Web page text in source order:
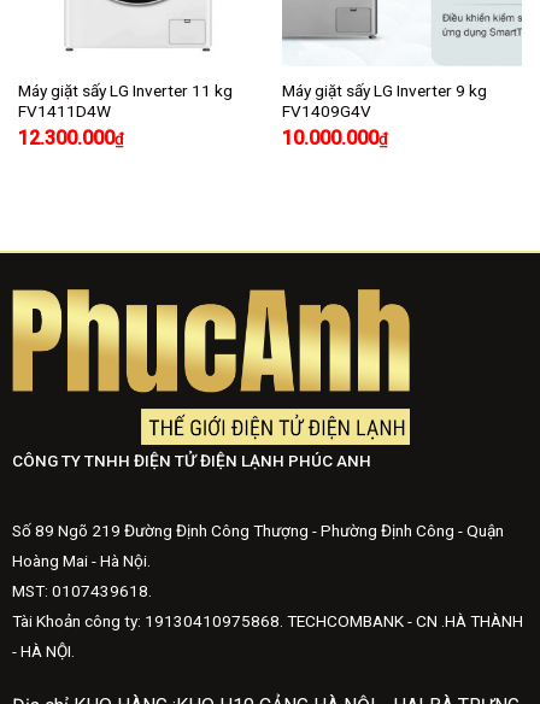
Máy giặt sấy LG Inverter 11 kg
FV1411D4W
12.300.000₫
Máy giặt sấy LG Inverter 9 kg
FV1409G4V
10.000.000₫
CÔNG TY TNHH ĐIỆN TỬ ĐIỆN LẠNH PHÚC ANH
Số 89 Ngõ 219 Đường Định Công Thượng - Phường Định Công - Quận
Hoàng Mai - Hà Nội.
MST: 0107439618.
Tài Khoản công ty: 19130410975868. TECHCOMBANK - CN .HÀ THÀNH
- HÀ NỘI.